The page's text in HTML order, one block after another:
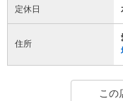
定休日
住所
この